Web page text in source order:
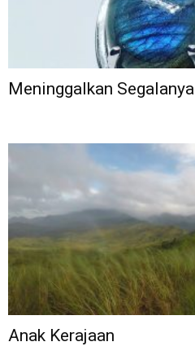
Meninggalkan Segalanya
Anak Kerajaan